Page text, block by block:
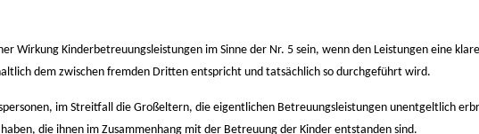
Wirkung Kinderbetreuungsleistungen im Sinne der Nr. 5 sein, wenn den Leistungen eine
dem zwischen fremden Dritten entspricht und tatsächlich so durchgeführt wird.
im Streitfall die Großeltern, die eigentlichen Betreuungsleistungen unentgeltlich
die ihnen im Zusammenhang mit der Betreuung der Kinder entstanden sind.